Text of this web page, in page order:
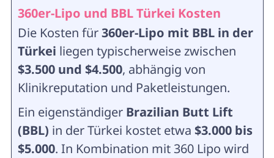
360er-Lipo und BBL Türkei Kosten
Die Kosten für360er-Lipo mit BBL in der
Türkei liegen typischerweise zwischen
$3.500 und $4.500, abhängig von
Klinikreputation und Paketleistungen.
Ein eigenständiger Brazilian Butt Lift
(BBL) in der Türkei kostet etwa $3.000 bis
$5.000. In Kombination mit 360 Lipo wird